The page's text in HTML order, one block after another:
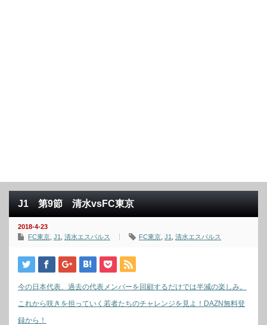
J1 第9節 清水vsFC東京
2018-4-23
FC東京 J1 清水エスパルス FC東京 J1 清水エスパルス
今の日本代表、過去の代表メンバーを回顧するだけでは半減の楽しみ。
これから咲きを担っていく若者たちのチャレンジを見よ！DAZN無料登
録から！